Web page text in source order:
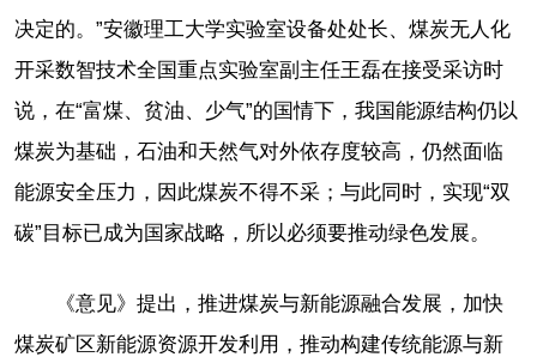
决定的。”安徽理工大学实验室设备处处长、煤炭无人化
开采数智技术全国重点实验室副主任王磊在接受采访时
说，在“富煤、贫油、少气”的国情下，我国能源结构仍以
煤炭为基础，石油和天然气对外依存度较高，仍然面临
能源安全压力，因此煤炭不得不采；与此同时，实现“双
碳”目标已成为国家战略，所以必须要推动绿色发展。
《意见》提出，推进煤炭与新能源融合发展，加快
煤炭矿区新能源资源开发利用，推动构建传统能源与新